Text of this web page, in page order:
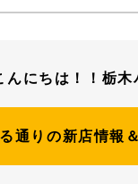
んにちは！！栃木
通りの新店情報